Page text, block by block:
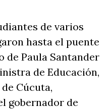
de varios
hasta el puente
de Paula Santander
de Educación,
Cúcuta,
gobernador de